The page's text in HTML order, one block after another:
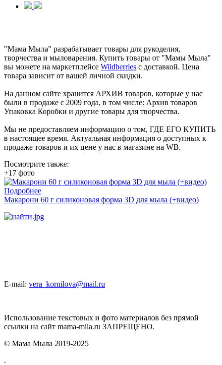
"Мама Мыла" разрабатывает товары для рукоделия,
творчества и мыловарения. Купить товары от "Мамы Мыла"
вы можете на маркетплейсе Wildberries с доставкой. Цена
товара зависит от вашей личной скидки.
На данном сайте хранится АРХИВ товаров, которые у нас
были в продаже с 2009 года, в том числе: Архив товаров
Упаковка Коробки и другие товары для творчества.
Мы не предоставляем информацию о том, ГДЕ ЕГО КУПИТЬ
в настоящее время. Актуальная информация о доступных к
продаже товаров и их цене у нас в магазине на WB.
Посмотрите также:
+17 фото
Подробнее
Макарони 60 г силиконовая форма 3D для мыла (+видео)
E-mail: vera_kornilova@mail.ru
Использование текстовых и фото материалов без прямой
ссылки на сайт mama-mila.ru ЗАПРЕЩЕНО.
© Мама Мыла 2019-2025
.